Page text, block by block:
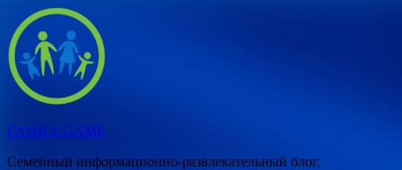
Перейти
содержимому
FAMILY-GAME
Семейный информационно-развлекательный блог.